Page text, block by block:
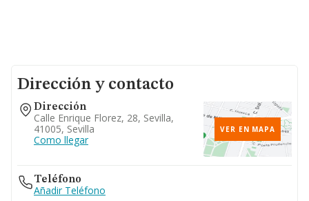
Dirección y contacto
Dirección
Calle Enrique Florez, 28, Sevilla,
41005, Sevilla
Como llegar
VER EN MAPA
Teléfono
Añadir Teléfono